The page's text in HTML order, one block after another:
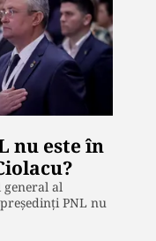
nu este în
general al
PNL nu